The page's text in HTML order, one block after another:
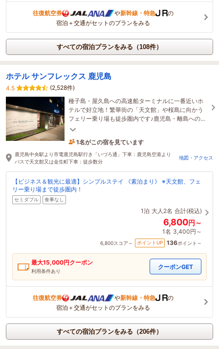
往復航空券 や新幹線・特急
の
宿泊＋交通がセットのプランをみる
すべての宿泊プランをみる（108件）
ホテル サンフレックス 鹿児島
4.5
(2,528件)
種子島・屋久島への高速船ターミナルに一番近いホ
テルで好立地！繁華街の「天文館」や桜島に向かう
フェリー乗り場も徒歩圏内です♪鹿児島・離島への観
光の皆様を心よりお待ちしております！
1名がこの宿を見ています
たった今予約されました
鹿児島中央駅より市電鹿児島駅行き「いづろ通」下車：鹿児島空港より
バスで天文館又は金生町下車：徒歩数分
地図・アクセス
【ビジネス＆観光に最適】シンプルステイ 《素泊まり》 ※天文館、フェ
リー乗り場まで徒歩圏内！
セミダブル 食事なし
1泊 大人2名 合計(税込)
6,800円～
1名 3,400円～
6,800スコア～ ポイントUP 136ポイント～
最大15,000円クーポン
利用条件あり
クーポンGET
往復航空券 や新幹線・特急
の
宿泊＋交通がセットのプランをみる
すべての宿泊プランをみる（206件）